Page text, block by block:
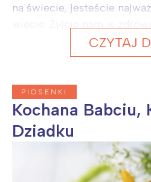
na świecie, jesteście
CZYTAJ
PIOSENKI
Kochana Babciu,
Dziadku